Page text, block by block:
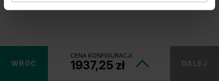
WRÓĆ
CENA KONFIGURACJI
1937,25 zł DALEJ